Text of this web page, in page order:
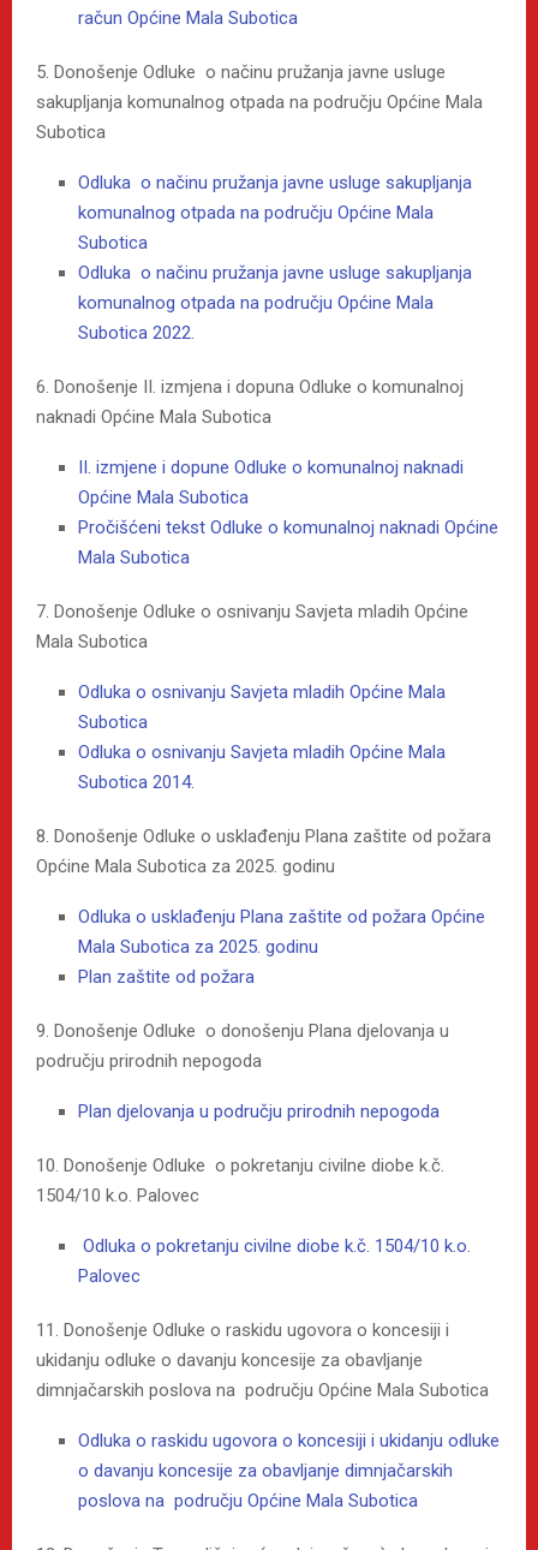
račun Općine Mala Subotica
5. Donošenje Odluke o načinu pružanja javne usluge
sakupljanja komunalnog otpada na području Općine Mala
Subotica
Odluka o načinu pružanja javne usluge sakupljanja
komunalnog otpada na području Općine Mala
Subotica
Odluka o načinu pružanja javne usluge sakupljanja
komunalnog otpada na području Općine Mala
Subotica 2022.
6. Donošenje II. izmjena i dopuna Odluke o komunalnoj
naknadi Općine Mala Subotica
II. izmjene i dopune Odluke o komunalnoj naknadi
Općine Mala Subotica
Pročišćeni tekst Odluke o komunalnoj naknadi Općine
Mala Subotica
7. Donošenje Odluke o osnivanju Savjeta mladih Općine
Mala Subotica
Odluka o osnivanju Savjeta mladih Općine Mala
Subotica
Odluka o osnivanju Savjeta mladih Općine Mala
Subotica 2014.
8. Donošenje Odluke o usklađenju Plana zaštite od požara
Općine Mala Subotica za 2025. godinu
Odluka o usklađenju Plana zaštite od požara Općine
Mala Subotica za 2025. godinu
Plan zaštite od požara
9. Donošenje Odluke o donošenju Plana djelovanja u
području prirodnih nepogoda
Plan djelovanja u području prirodnih nepogoda
10. Donošenje Odluke o pokretanju civilne diobe k.č.
1504/10 k.o. Palovec
Odluka o pokretanju civilne diobe k.č. 1504/10 k.o.
Palovec
11. Donošenje Odluke o raskidu ugovora o koncesiji i
ukidanju odluke o davanju koncesije za obavljanje
dimnjačarskih poslova na području Općine Mala Subotica
Odluka o raskidu ugovora o koncesiji i ukidanju odluke
o davanju koncesije za obavljanje dimnjačarskih
poslova na području Općine Mala Subotica